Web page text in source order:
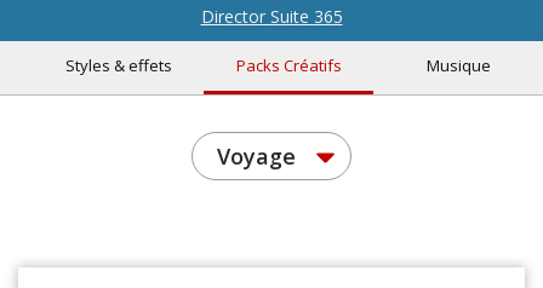
Director Suite 365
Styles & effets Packs Créatifs Musique
Voyage